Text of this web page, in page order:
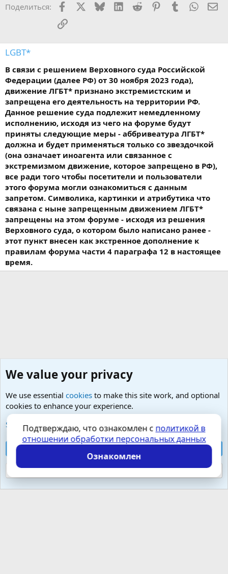
Поделиться: Facebook BlueskyLinkedIn
Reddit PinterestTumblr
Ссылка
LGBT*
В связи с решением Верховного суда Российской
Федерации (далее РФ) от 30 ноября 2023 года),
движение ЛГБТ* признано экстремистским и
запрещена его деятельность на территории РФ.
Данное решение суда подлежит немедленному
исполнению, исходя из чего на форуме будут
приняты следующие меры - аббривеатура ЛГБТ*
должна и будет применяться только со звездочкой
(она означает иноагента или связанное с
экстремизмом движение, которое запрещено в РФ),
все ради того чтобы посетители и пользователи
этого форума могли ознакомиться с данным
запретом. Символика, картинки и атрибутика что
связана с ныне запрещенным движением ЛГБТ*
запрещены на этом форуме - исходя из решения
Верховного суда, о котором было написано ранее -
этот пункт внесен как экстренное дополнение к
правилам форума части 4 параграфа 12 в настоящее
время.
Малая урология- простатит, тазовые боли, фиброз
Cookies
Russian (RU)
Условия и правила
Политика конфиденциальности
Помощь
S
S
Локализация отXenForo.Info
We value your privacy
We use essential cookies to make this site work, and optional
cookies to enhance your experience.
See further information and configure your preferences
Reject optional cookies
Подтверждаю, что ознакомлен с политикой в
отношении обработки персональных данных
Ознакомлен